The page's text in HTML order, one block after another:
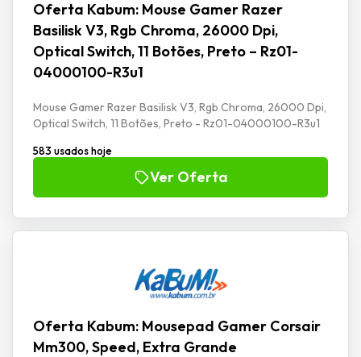
Oferta Kabum: Mouse Gamer Razer
Basilisk V3, Rgb Chroma, 26000 Dpi,
Optical Switch, 11 Botões, Preto – Rz01-
04000100-R3u1
Mouse Gamer Razer Basilisk V3, Rgb Chroma, 26000 Dpi,
Optical Switch, 11 Botões, Preto - Rz01-04000100-R3u1
583 usados hoje
Ver Oferta
Oferta Kabum: Mousepad Gamer Corsair
Mm300, Speed, Extra Grande